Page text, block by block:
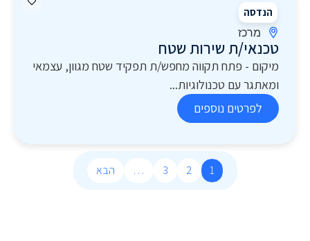
הנדסה
מרכז
טכנאי/ת שירות שטח
מיקום - פתח תקווה מחפש/ת תפקיד שטח מגוון, עצמאי
ומאתגר עם טכנולוגיות...
לפרטים נוספים
1
2
3
… הבא